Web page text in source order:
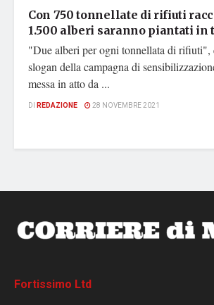
Con 750 tonnellate di rifiuti
1.500 alberi saranno piantati in
"Due alberi per ogni tonnellata di rifiuti",
slogan della campagna di
messa in atto da ...
DI REDAZIONE 28 NOVEMBRE 2021
Fortissimo Ltd